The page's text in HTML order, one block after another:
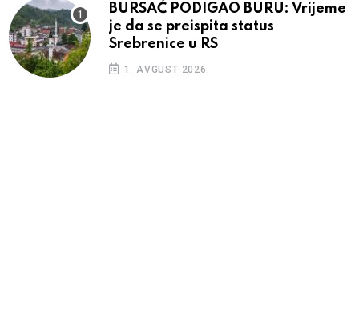
BURSAĆ PODIGAO BURU: Vrijeme
je da se preispita status
Srebrenice u RS
1. AVGUST 2026.